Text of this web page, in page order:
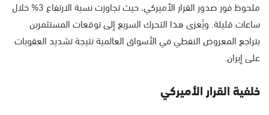
ملحوظ فور صدور القرار الأميركي، حيث تجاوزت نسبة الارتفاع 3% خلال
ساعات قليلة. ويُعزى هذا التحرك السريع إلى توقعات المستثمرين
بتراجع المعروض النفطي في الأسواق العالمية نتيجة تشديد العقوبات
على إيران.
خلفية القرار الأميركي